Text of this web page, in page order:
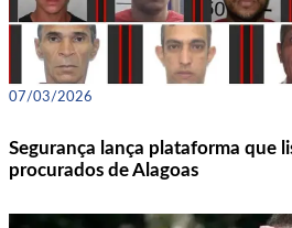
07/03/2026
Segurança lança plataforma que
procurados de Alagoas